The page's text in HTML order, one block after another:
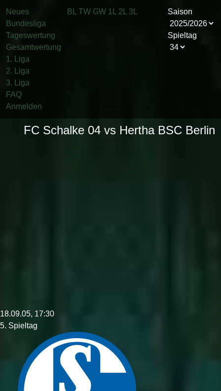
Neues
Bundesliga
Tageswertung
Gesamtwertung
1. Liga
2. Liga
3. Liga
FAQ
Anmelden
BL TW GW 1L 2L 3L Saison
Spieltag
FC Schalke 04 vs Hertha BSC Berlin
18.09.05, 17:30
5. Spieltag